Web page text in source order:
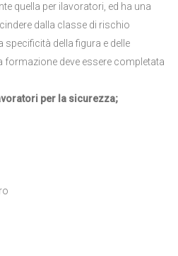
quella per ilavoratori, ed ha una
dalla classe di rischio
specificità della figura e delle
formazione deve essere completata
per la sicurezza;